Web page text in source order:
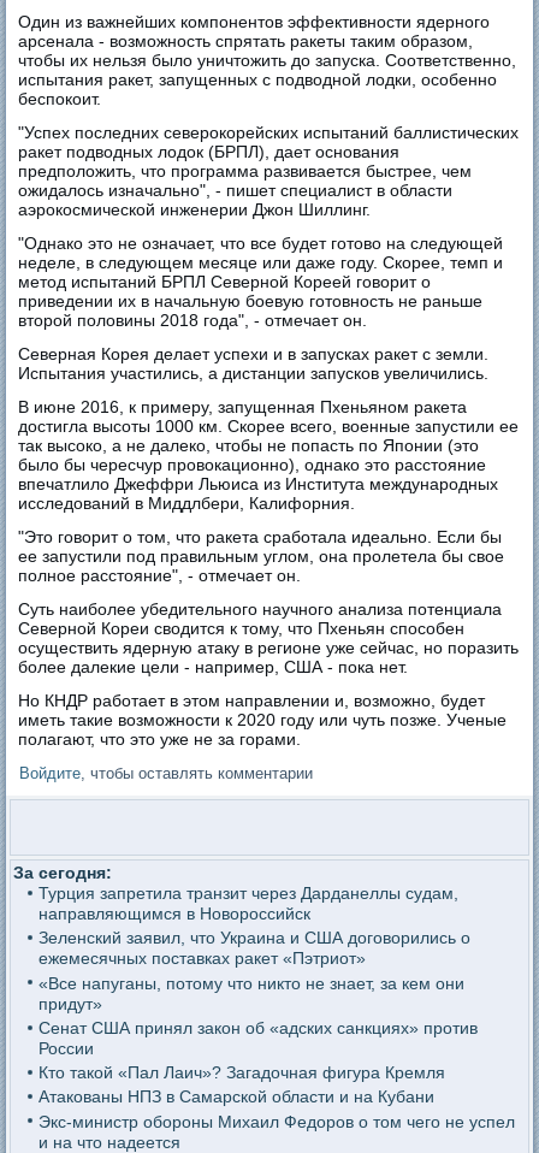
Один из важнейших компонентов эффективности ядерного
арсенала - возможность спрятать ракеты таким образом,
чтобы их нельзя было уничтожить до запуска. Соответственно,
испытания ракет, запущенных с подводной лодки, особенно
беспокоит.
"Успех последних северокорейских испытаний баллистических
ракет подводных лодок (БРПЛ), дает основания
предположить, что программа развивается быстрее, чем
ожидалось изначально", - пишет специалист в области
аэрокосмической инженерии Джон Шиллинг.
"Однако это не означает, что все будет готово на следующей
неделе, в следующем месяце или даже году. Скорее, темп и
метод испытаний БРПЛ Северной Кореей говорит о
приведении их в начальную боевую готовность не раньше
второй половины 2018 года", - отмечает он.
Северная Корея делает успехи и в запусках ракет с земли.
Испытания участились, а дистанции запусков увеличились.
В июне 2016, к примеру, запущенная Пхеньяном ракета
достигла высоты 1000 км. Скорее всего, военные запустили ее
так высоко, а не далеко, чтобы не попасть по Японии (это
было бы чересчур провокационно), однако это расстояние
впечатлило Джеффри Льюиса из Института международных
исследований в Миддлбери, Калифорния.
"Это говорит о том, что ракета сработала идеально. Если бы
ее запустили под правильным углом, она пролетела бы свое
полное расстояние", - отмечает он.
Суть наиболее убедительного научного анализа потенциала
Северной Кореи сводится к тому, что Пхеньян способен
осуществить ядерную атаку в регионе уже сейчас, но поразить
более далекие цели - например, США - пока нет.
Но КНДР работает в этом направлении и, возможно, будет
иметь такие возможности к 2020 году или чуть позже. Ученые
полагают, что это уже не за горами.
Войдите, чтобы оставлять комментарии
За сегодня:
Турция запретила транзит через Дарданеллы судам,
направляющимся в Новороссийск
Зеленский заявил, что Украина и США договорились о
ежемесячных поставках ракет «Пэтриот»
«Все напуганы, потому что никто не знает, за кем они
придут»
Сенат США принял закон об «адских санкциях» против
России
Кто такой «Пал Лаич»? Загадочная фигура Кремля
Атакованы НПЗ в Самарской области и на Кубани
Экс-министр обороны Михаил Федоров о том чего не успел
и на что надеется